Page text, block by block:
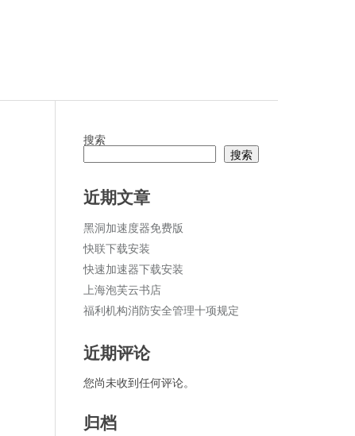
搜索
搜索
近期文章
黑洞加速度器免费版
快联下载安装
快速加速器下载安装
上海泡芙云书店
福利机构消防安全管理十项规定
近期评论
您尚未收到任何评论。
归档